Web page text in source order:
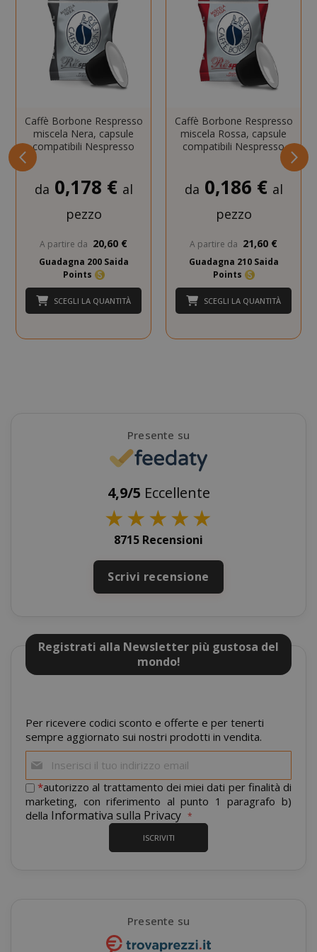
Caffè Borbone Respresso
miscela Nera, capsule
compatibili Nespresso
da 0,178 € al
pezzo
A partire da 20,60 €
Guadagna 200 Saida
Points
SCEGLI LA QUANTITÀ
Caffè Borbone Respresso
miscela Rossa, capsule
compatibili Nespresso
da 0,186 € al
pezzo
A partire da 21,60 €
Guadagna 210 Saida
Points
SCEGLI LA QUANTITÀ
Presente su
4,9/5 Eccellente
★★★★★
8715 Recensioni
Scrivi recensione
Registrati alla Newsletter più gustosa del
mondo!
Per ricevere codici sconto e offerte e per tenerti
sempre aggiornato sui nostri prodotti in vendita.
alla
nostra
newsletter:
*autorizzo al trattamento dei miei dati per finalità di
marketing, con riferimento al punto 1 paragrafo b)
della Informativa sulla Privacy
ISCRIVITI
Presente su
consentono le funzionalità principali del
sito web come l'accesso dell'utente e la
gestione dell'account. Il sito web non può
essere utilizzato correttamente senza i
cookie strettamente necessari.
NOME
CookieScriptConsent
SADEVSESSID
_GRECAPTCHA
Privacy Policy